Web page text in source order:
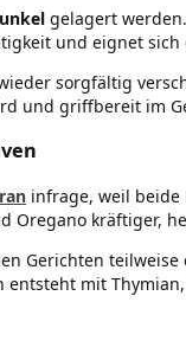
gelagert
und eignet
sorgfältig
und griffbereit im
infrage, weil
Oregano kräftiger,
Gerichten
mit